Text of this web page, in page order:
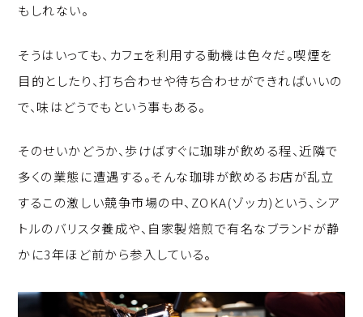
もしれない。
そうはいっても、カフェを利用する動機は色々だ。喫煙を
目的としたり、打ち合わせや待ち合わせができればいいの
で、味はどうでもという事もある。
そのせいかどうか、歩けばすぐに珈琲が飲める程、近隣で
多くの業態に遭遇する。そんな珈琲が飲めるお店が乱立
するこの激しい競争市場の中、ZOKA(ゾッカ)という、シア
トルのバリスタ養成や、自家製焙煎で有名なブランドが静
かに3年ほど前から参入している。